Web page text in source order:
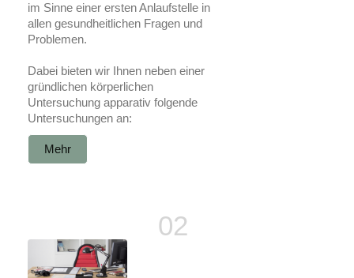
im Sinne einer ersten Anlaufstelle in
allen gesundheitlichen Fragen und
Problemen.
Dabei bieten wir Ihnen neben einer
gründlichen körperlichen
Untersuchung apparativ folgende
Untersuchungen an:
Mehr